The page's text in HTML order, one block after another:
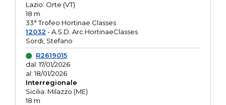
Lazio: Orte (VT)
18 m
33° Trofeo Hortinae Classes
12032 - A.S.D. Arc.HortinaeClasses
Sordi, Stefano
R2619015
dal: 17/01/2026
al: 18/01/2026
Interregionale
Sicilia: Milazzo (ME)
18 m